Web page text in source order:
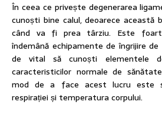
În ceea ce privește degenerarea
cunoști bine calul, deoarece această
când va fi prea târziu. Este
îndemână echipamente de îngrijire
de vital să cunoști elementele
caracteristicilor normale de
mod de a face acest lucru este
respirației și temperatura corpului.